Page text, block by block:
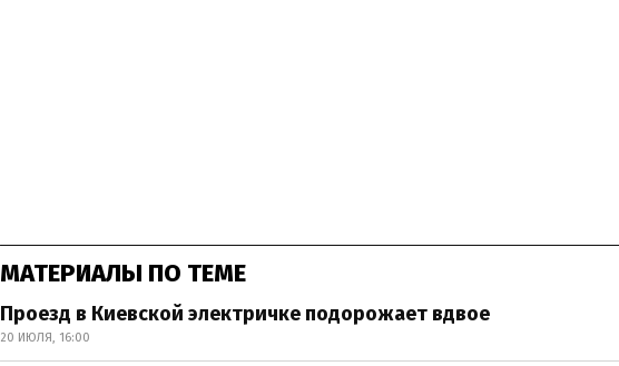
МАТЕРИАЛЫ ПО ТЕМЕ
Проезд в Киевской электричке подорожает вдвое
20 ИЮЛЯ, 16:00